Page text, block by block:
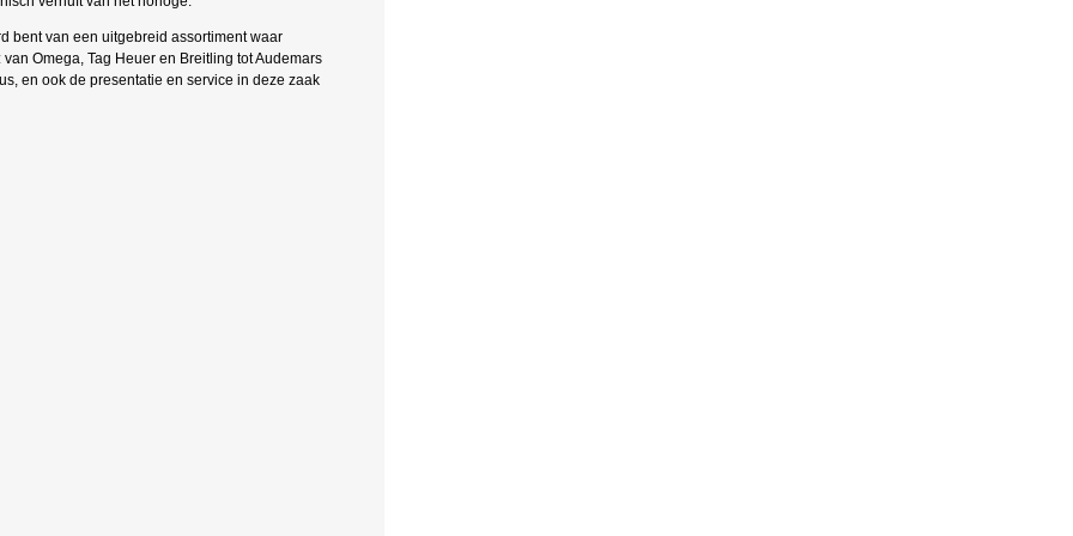
bent van een uitgebreid assortiment waar
Omega, Tag Heuer en Breitling tot Audemars
en ook de presentatie en service in deze zaak